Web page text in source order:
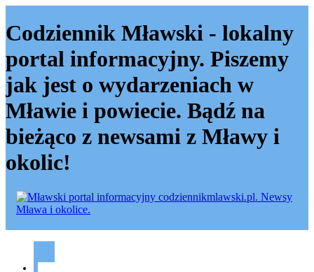
Codziennik Mławski - lokalny
portal informacyjny. Piszemy
jak jest o wydarzeniach w
Mławie i powiecie. Bądź na
bieżąco z newsami z Mławy i
okolic!
Codziennik mławski – Mława